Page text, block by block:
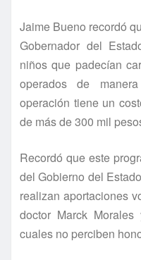
Jaime Bueno recordó
Gobernador del
niños que padecí­an
operados de
operación tiene un
de más de 300 mil
Recordó que este
del Gobierno del
realizan aportaciones
doctor Marck
cuales no perciben